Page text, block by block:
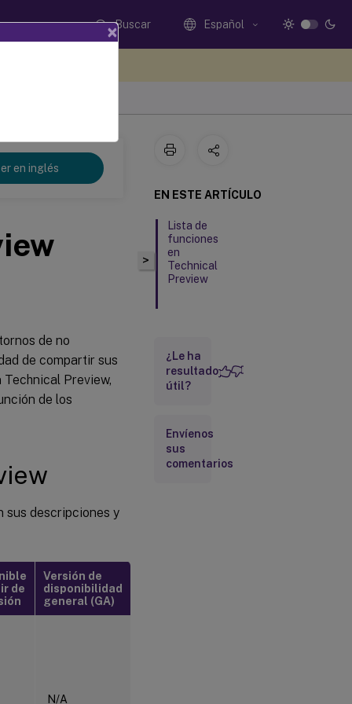
Buscar Español
en inglés
de no
de compartir sus
Preview,
de los
sus descripciones y
de
Versión de
disponibilidad
general (GA)
N/A
>
EN ESTE ARTÍCULO
Lista de
funciones
en
Technical
Preview
¿Le ha
resultado
útil?
Envíenos
sus
comentarios
×